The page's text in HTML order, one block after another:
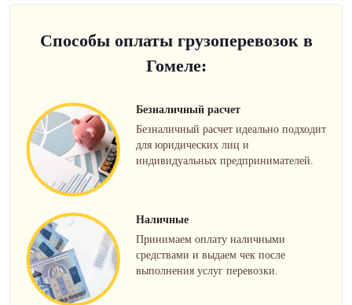
Способы оплаты грузоперевозок в
Гомеле:
Безналичный расчет
Безналичный расчет идеально подходит
для юридических лиц и
индивидуальных предпринимателей.
Наличные
Принимаем оплату наличными
средствами и выдаем чек после
выполнения услуг перевозки.